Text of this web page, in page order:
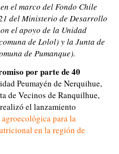
el marco del Fondo Chile
del Ministerio de Desarrollo
el apoyo de la Unidad
de Lolol) y la Junta de
de Pumanque).
por parte de 40
Peumayén de Nerquihue,
de Vecinos de Ranquilhue,
el lanzamiento
para la
en la región de